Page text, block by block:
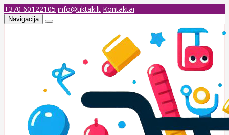
+370 60122105 info@tiktak.lt Kontaktai
Navigacija